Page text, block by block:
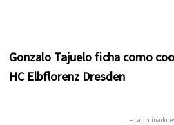
Gonzalo Tajuelo ficha como
HC Elbflorenz Dresden
–